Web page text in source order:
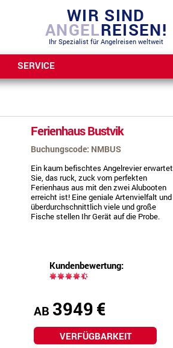
WIR SIND
ANGELREISEN!
Ihr Spezialist für Angelreisen weltweit
SERVICE
Ferienhaus Bustvik
Buchungscode: NMBUS
Ein kaum befischtes Angelrevier erwartet
Sie, das ruck, zuck vom perfekten
Ferienhaus aus mit den zwei Alubooten
erreicht ist! Eine geniale Artenvielfalt und
überdurchschnittlich viele und große
Fische stellen Ihr Gerät auf die Probe.
Kundenbewertung:
AB 3949€
VERFÜGBARKEIT